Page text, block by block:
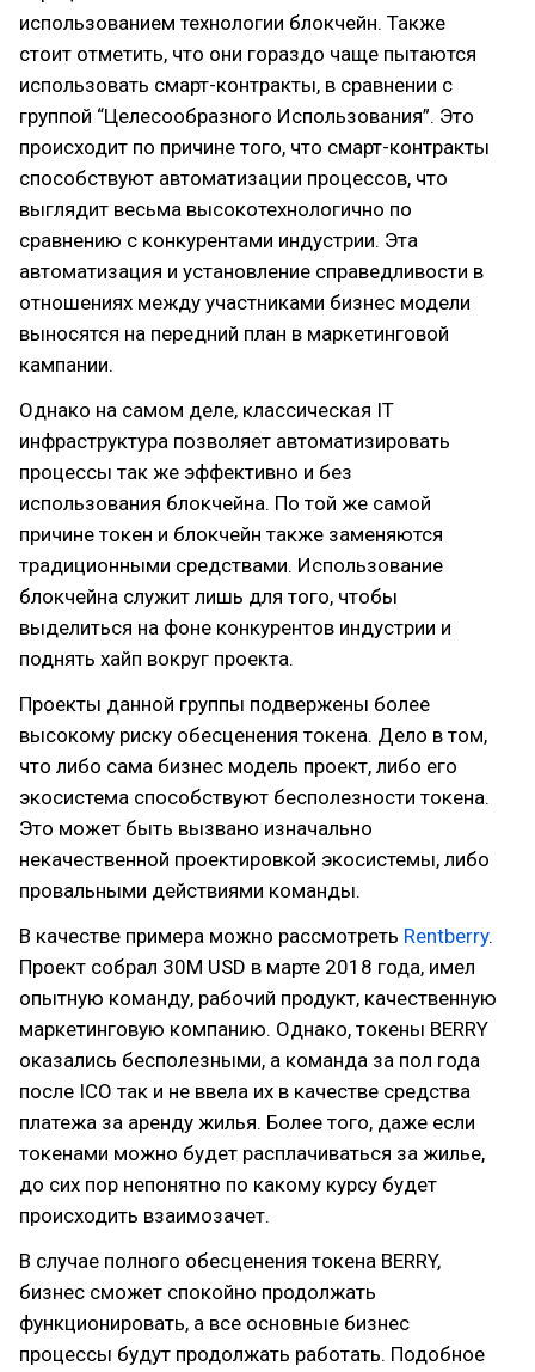
использованием технологии блокчейн. Также
стоит отметить, что они гораздо чаще пытаются
использовать смарт-контракты, в сравнении с
группой “Целесообразного Использования”. Это
происходит по причине того, что смарт-контракты
способствуют автоматизации процессов, что
выглядит весьма высокотехнологично по
сравнению с конкурентами индустрии. Эта
автоматизация и установление справедливости в
отношениях между участниками бизнес модели
выносятся на передний план в маркетинговой
кампании.
Однако на самом деле, классическая IT
инфраструктура позволяет автоматизировать
процессы так же эффективно и без
использования блокчейна. По той же самой
причине токен и блокчейн также заменяются
традиционными средствами. Использование
блокчейна служит лишь для того, чтобы
выделиться на фоне конкурентов индустрии и
поднять хайп вокруг проекта.
Проекты данной группы подвержены более
высокому риску обесценения токена. Дело в том,
что либо сама бизнес модель проект, либо его
экосистема способствуют бесполезности токена.
Это может быть вызвано изначально
некачественной проектировкой экосистемы, либо
провальными действиями команды.
В качестве примера можно рассмотреть Rentberry.
Проект собрал 30M USD в марте 2018 года, имел
опытную команду, рабочий продукт, качественную
маркетинговую компанию. Однако, токены BERRY
оказались бесполезными, а команда за пол года
после ICO так и не ввела их в качестве средства
платежа за аренду жилья. Более того, даже если
токенами можно будет расплачиваться за жилье,
до сих пор непонятно по какому курсу будет
происходить взаимозачет.
В случае полного обесценения токена BERRY,
бизнес сможет спокойно продолжать
функционировать, а все основные бизнес
процессы будут продолжать работать. Подобное